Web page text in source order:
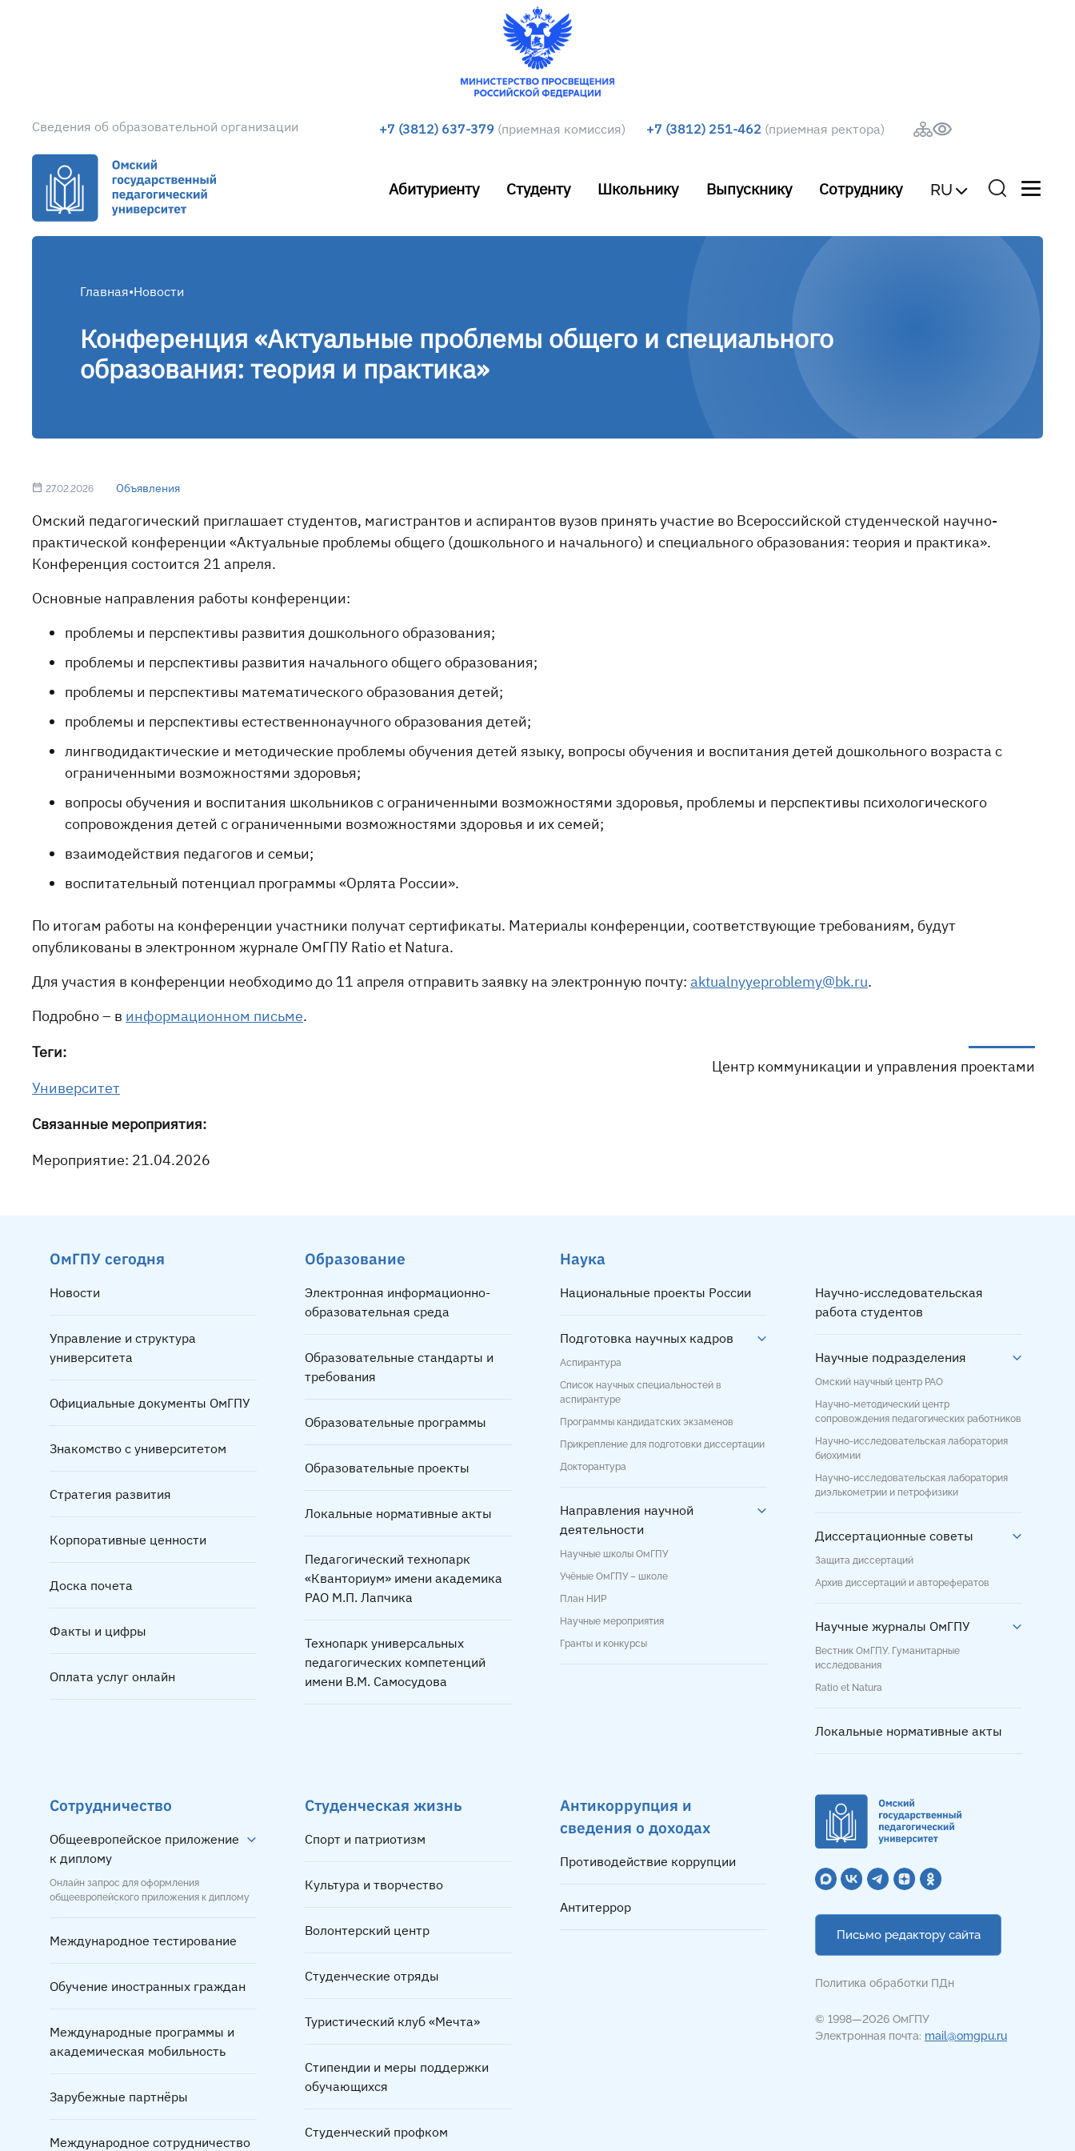
Сведения об образовательной организации +7 (3812) 637-379 (приемная комиссия) +7 (3812) 251-462 (приемная ректора)
Абитуриенту Студенту Школьнику Выпускнику Сотруднику RU
Главная•Новости
Конференция «Актуальные проблемы общего и специального
образования: теория и практика»
27.02.2026 Объявления
Омский педагогический приглашает студентов, магистрантов и аспирантов вузов принять участие во Всероссийской студенческой научно-
практической конференции «Актуальные проблемы общего (дошкольного и начального) и специального образования: теория и практика».
Конференция состоится 21 апреля.
Основные направления работы конференции:
проблемы и перспективы развития дошкольного образования;
проблемы и перспективы развития начального общего образования;
проблемы и перспективы математического образования детей;
проблемы и перспективы естественнонаучного образования детей;
лингводидактические и методические проблемы обучения детей языку, вопросы обучения и воспитания детей дошкольного возраста с
ограниченными возможностями здоровья;
вопросы обучения и воспитания школьников с ограниченными возможностями здоровья, проблемы и перспективы психологического
сопровождения детей с ограниченными возможностями здоровья и их семей;
взаимодействия педагогов и семьи;
воспитательный потенциал программы «Орлята России».
По итогам работы на конференции участники получат сертификаты. Материалы конференции, соответствующие требованиям, будут
опубликованы в электронном журнале ОмГПУ Ratio et Natura.
Для участия в конференции необходимо до 11 апреля отправить заявку на электронную почту: aktualnyyeproblemy@bk.ru.
Подробно – в информационном письме.
Центр коммуникации и управления проектами
Теги:
Университет
Связанные мероприятия:
Мероприятие: 21.04.2026
ОмГПУ сегодня
Новости
Управление и структура
университета
Официальные документы ОмГПУ
Знакомство с университетом
Стратегия развития
Корпоративные ценности
Доска почета
Факты и цифры
Оплата услуг онлайн
Образование
Электронная информационно-
образовательная среда
Образовательные стандарты и
требования
Образовательные программы
Образовательные проекты
Локальные нормативные акты
Педагогический технопарк
«Кванториум» имени академика
РАО М.П. Лапчика
Технопарк универсальных
педагогических компетенций
имени В.М. Самосудова
Наука
Национальные проекты России
Подготовка научных кадров
Аспирантура
Список научных специальностей в
аспирантуре
Программы кандидатских экзаменов
Прикрепление для подготовки диссертации
Докторантура
Направления научной
деятельности
Научные школы ОмГПУ
Учёные ОмГПУ – школе
План НИР
Научные мероприятия
Гранты и конкурсы
Научно-исследовательская
работа студентов
Научные подразделения
Омский научный центр РАО
Научно-методический центр
сопровождения педагогических работников
Научно-исследовательская лаборатория
биохимии
Научно-исследовательская лаборатория
диэлькометрии и петрофизики
Диссертационные советы
Защита диссертаций
Архив диссертаций и авторефератов
Научные журналы ОмГПУ
Вестник ОмГПУ. Гуманитарные
исследования
Ratio et Natura
Локальные нормативные акты
Сотрудничество
Общеевропейское приложение
к диплому
Онлайн запрос для оформления
общеевропейского приложения к диплому
Международное тестирование
Обучение иностранных граждан
Международные программы и
академическая мобильность
Зарубежные партнёры
Международное сотрудничество
Студенческая жизнь
Спорт и патриотизм
Культура и творчество
Волонтерский центр
Студенческие отряды
Туристический клуб «Мечта»
Стипендии и меры поддержки
обучающихся
Студенческий профком
Антикоррупция и
сведения о доходах
Противодействие коррупции
Антитеррор
Письмо редактору сайта
Политика обработки ПДн
© 1998—2026 ОмГПУ
Электронная почта: mail@omgpu.ru